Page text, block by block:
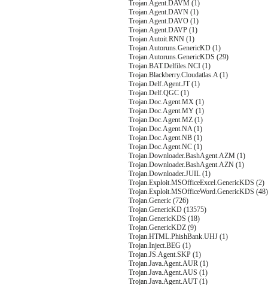
Trojan.Agent.DAVM (1)
Trojan.Agent.DAVN (1)
Trojan.Agent.DAVO (1)
Trojan.Agent.DAVP (1)
Trojan.Autoit.RNN (1)
Trojan.Autoruns.GenericKD (1)
Trojan.Autoruns.GenericKDS (29)
Trojan.BAT.Delfiles.NCI (1)
Trojan.Blackberry.Cloudatlas.A (1)
Trojan.Delf.Agent.JT (1)
Trojan.Delf.QGC (1)
Trojan.Doc.Agent.MX (1)
Trojan.Doc.Agent.MY (1)
Trojan.Doc.Agent.MZ (1)
Trojan.Doc.Agent.NA (1)
Trojan.Doc.Agent.NB (1)
Trojan.Doc.Agent.NC (1)
Trojan.Downloader.BashAgent.AZM (1)
Trojan.Downloader.BashAgent.AZN (1)
Trojan.Downloader.JUIL (1)
Trojan.Exploit.MSOfficeExcel.GenericKDS (2)
Trojan.Exploit.MSOfficeWord.GenericKDS (48)
Trojan.Generic (726)
Trojan.GenericKD (13575)
Trojan.GenericKDS (18)
Trojan.GenericKDZ (9)
Trojan.HTML.PhishBank.UHJ (1)
Trojan.Inject.BEG (1)
Trojan.JS.Agent.SKP (1)
Trojan.Java.Agent.AUR (1)
Trojan.Java.Agent.AUS (1)
Trojan.Java.Agent.AUT (1)